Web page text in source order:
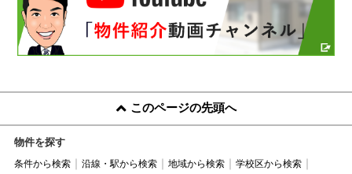
このページの先頭へ
物件を探す
条件から検索 沿線・駅から検索 地域から検索
学校区から検索